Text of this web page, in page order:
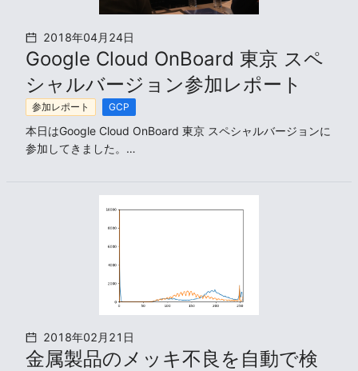
2018年04月24日
Google Cloud OnBoard 東京 スペ
シャルバージョン参加レポート
参加レポート GCP
本日はGoogle Cloud OnBoard 東京 スペシャルバージョンに
参加してきました。
2018年02月21日
金属製品のメッキ不良を自動で検